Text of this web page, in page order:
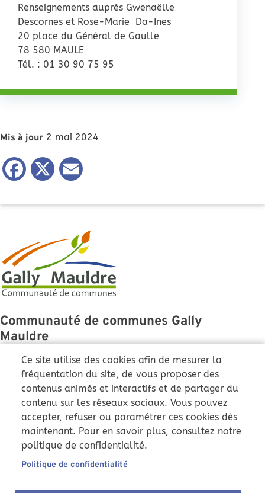
Renseignements auprès Gwenaëlle
Descornes et Rose-Marie Da-Ines
20 place du Général de Gaulle
78 580 MAULE
Tél. : 01 30 90 75 95
Mis à jour 2 mai 2024
Facebook
X
Communauté de communes Gally
Mauldre
43 Grande Rue
78810 Feucherolles
01 86 36 01 51
ccgm@cc-gallymauldre.fr
Du lundi au vendredi :
9h-12h et 14h-17h
Samedi : 9h-12h (uniquementPôle instruction
Nous suivre
Ce site utilise des cookies afin de mesurer la
fréquentation du site, de vous proposer des
contenus animés et interactifs et de partager du
contenu sur les réseaux sociaux. Vous pouvez
accepter, refuser ou paramétrer ces cookies dès
maintenant. Pour en savoir plus, consultez notre
politique de confidentialité.
Politique de confidentialité